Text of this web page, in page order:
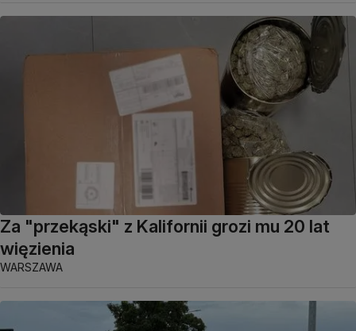
Za "przekąski" z Kalifornii grozi mu 20 lat
więzienia
WARSZAWA